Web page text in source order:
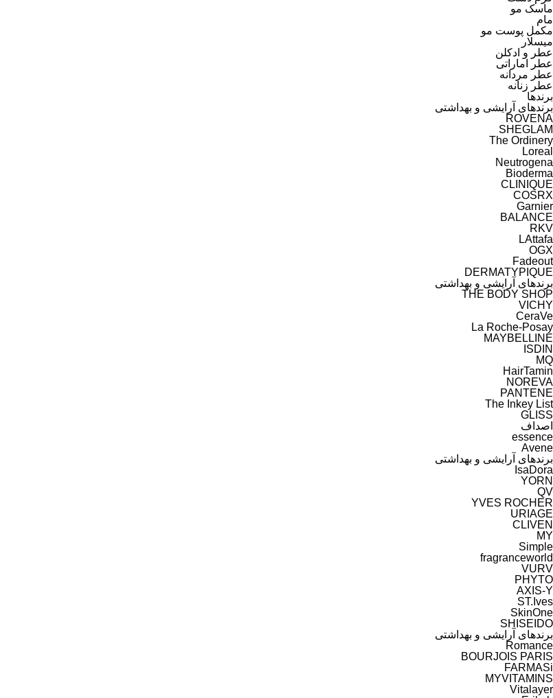
ماسک مو
مام
مکمل پوست مو
میسلار
عطر و ادکلن
عطر اماراتی
عطر مردانه
عطر زنانه
برندها
برندهای آرایشی و بهداشتی
ROVENA
SHEGLAM
The Ordinery
Loreal
Neutrogena
Bioderma
CLINIQUE
COSRX
Garnier
BALANCE
RKV
LAttafa
OGX
Fadeout
DERMATYPIQUE
برندهای آرایشی و بهداشتی
THE BODY SHOP
VICHY
CeraVe
La Roche-Posay
MAYBELLINE
ISDIN
MQ
HairTamin
NOREVA
PANTENE
The Inkey List
GLISS
اصداف
essence
Avene
برندهای آرایشی و بهداشتی
IsaDora
YORN
YVES ROCHER
URIAGE
CLIVEN
MY
Simple
fragranceworld
VURV
PHYTO
ST.Ives
SkinOne
SHISEIDO
برندهای آرایشی و بهداشتی
Romance
BOURJOIS PARIS
FARMASi
MYVITAMINS
Vitalayer